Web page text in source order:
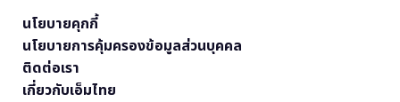
นโยบายคุกกี้
นโยบายการคุ้มครองข้อมูลส่วนบุคคล
ติดต่อเรา
เกี่ยวกับเอ็มไทย